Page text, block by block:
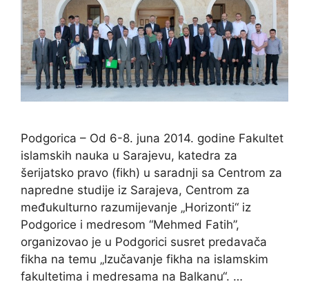
Podgorica – Od 6-8. juna 2014. godine Fakultet
islamskih nauka u Sarajevu, katedra za
šerijatsko pravo (fikh) u saradnji sa Centrom za
napredne studije iz Sarajeva, Centrom za
međukulturno razumijevanje „Horizonti“ iz
Podgorice i medresom “Mehmed Fatih”,
organizovao je u Podgorici susret predavača
fikha na temu „Izučavanje fikha na islamskim
fakultetima i medresama na Balkanu“. …